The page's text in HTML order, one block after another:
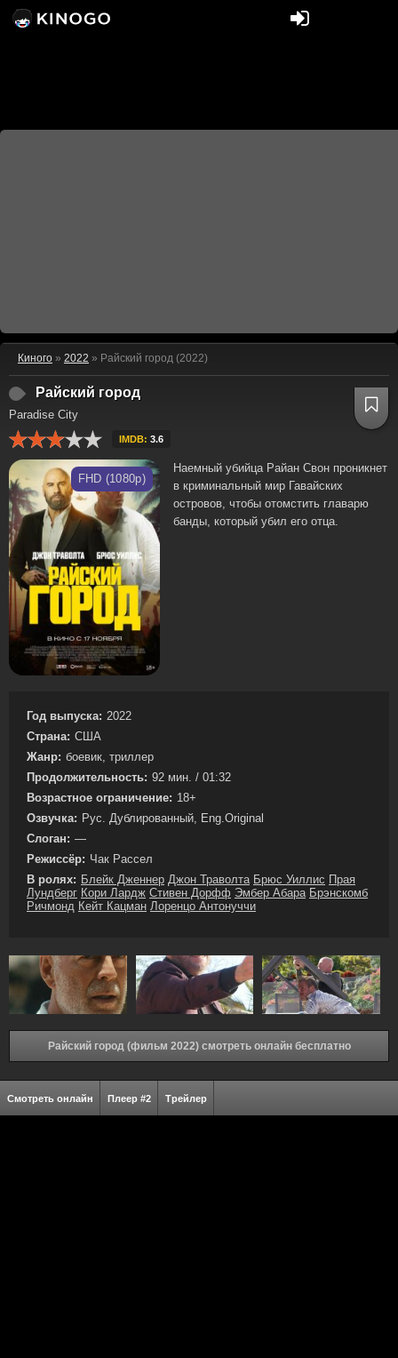
Киного » 2022 » Райский город (2022)
Райский город
Paradise City
IMDB: 3.6
FHD (1080p)
Наемный убийца Райан Свон проникнет
в криминальный мир Гавайских
островов, чтобы отомстить главарю
банды, который убил его отца.
Год выпуска: 2022
Страна: США
Жанр: боевик, триллер
Продолжительность: 92 мин. / 01:32
Возрастное ограничение: 18+
Озвучка: Рус. Дублированный, Eng.Original
Слоган: —
Режиссёр: Чак Рассел
В ролях: Блейк Дженнер Джон Траволта Брюс Уиллис Прая
Лундберг Кори Лардж Стивен Дорфф Эмбер Абара Брэнскомб
Ричмонд Кейт Кацман Лоренцо Антонуччи
Райский город (фильм 2022) смотреть онлайн бесплатно
Смотреть онлайн Плеер #2 Трейлер